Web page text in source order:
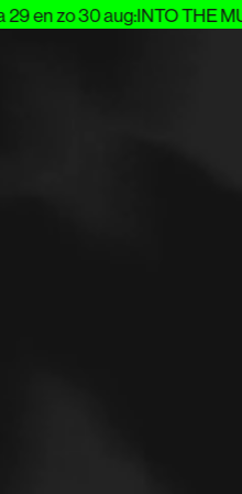
en zo 30 aug:INTO THE MUD